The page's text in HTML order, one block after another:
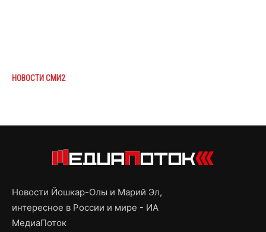
НОВОСТИ СМИ2
Новости Йошкар-Олы и Марий Эл,
интересное в России и мире - ИА
МедиаПоток